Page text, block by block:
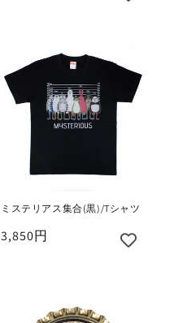
ミステリアス集合(黒)/Tシャツ
3,850円